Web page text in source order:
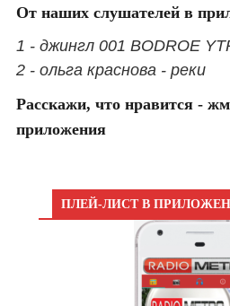
От наших слушателей в
1 - джингл 001 BODROE
2 - ольга краснова - реки
Расскажи, что нравится -
приложения
ПЛЕЙ-ЛИСТ В